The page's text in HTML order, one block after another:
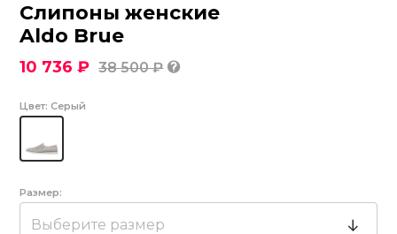
Слипоны женские
Aldo Brue
10 736 ₽ 38 500 ₽
Цвет: Серый
Размер:
Выберите размер